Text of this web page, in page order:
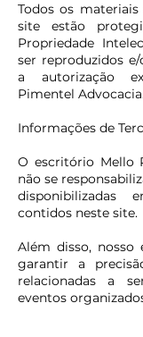
Todos os
site estão
Propriedade
ser reproduzidos
a autorização
Pimentel
Informações de
O escritório Mello
não se
disponibilizadas
contidos neste site.
Além disso, nosso
garantir a
relacionadas a
eventos